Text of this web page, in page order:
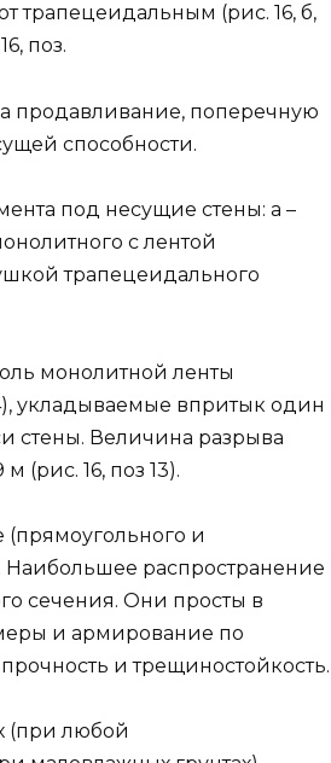
трапецеидальным (рис. 16, б,
поз.
продавливание, поперечную
способности.
под несущие стены: а –
с лентой
трапецеидального
монолитной ленты
укладываемые впритык один
стены. Величина разрыва
(рис. 16, поз 13).
и
Наибольшее распространение
сечения. Они просты в
и армирование по
и трещиностойкость.
(при любой